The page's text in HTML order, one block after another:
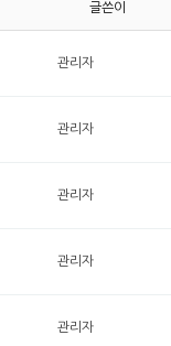
글쓴이
관리자
관리자
관리자
관리자
관리자